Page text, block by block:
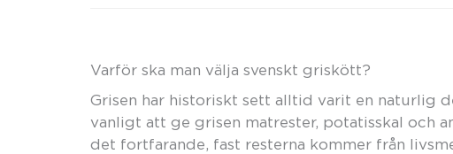
Varför ska man välja svenskt griskött?
Grisen har historiskt sett alltid varit en naturlig
vanligt att ge grisen matrester, potatisskal och
det fortfarande, fast resterna kommer från